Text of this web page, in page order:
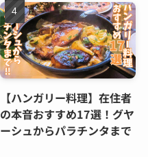
【ハンガリー料理】在住者
の本音おすすめ17選！グヤ
ーシュからパラチンタまで